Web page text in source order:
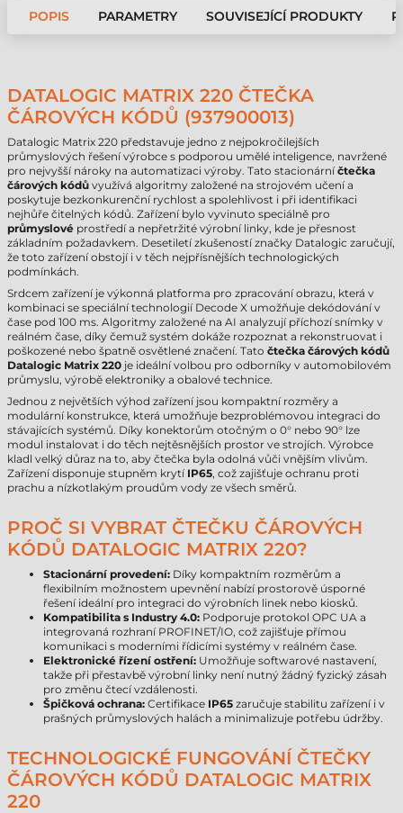
POPIS PARAMETRY SOUVISEJÍCÍ PRODUKTY
DATALOGIC MATRIX 220 ČTEČKA
ČÁROVÝCH KÓDŮ (937900013)
Datalogic Matrix 220 představuje jedno z nejpokročilejších
průmyslových řešení výrobce s podporou umělé inteligence, navržené
pro nejvyšší nároky na automatizaci výroby. Tato stacionárníčtečka
čárových kódů využívá algoritmy založené na strojovém učení a
poskytuje bezkonkurenční rychlost a spolehlivost i při identifikaci
nejhůře čitelných kódů. Zařízení bylo vyvinuto speciálně pro
průmyslové prostředí a nepřetržité výrobní linky, kde je přesnost
základním požadavkem. Desetiletí zkušeností značky Datalogic zaručují,
že toto zařízení obstojí i v těch nejpřísnějších technologických
podmínkách.
Srdcem zařízení je výkonná platforma pro zpracování obrazu, která v
kombinaci se speciální technologií Decode X umožňuje dekódování v
čase pod 100 ms. Algoritmy založené na AI analyzují příchozí snímky v
reálném čase, díky čemuž systém dokáže rozpoznat a rekonstruovat i
poškozené nebo špatně osvětlené značení. Tato čtečka čárových kódů
Datalogic Matrix 220 je ideální volbou pro odborníky v automobilovém
průmyslu, výrobě elektroniky a obalové technice.
Jednou z největších výhod zařízení jsou kompaktní rozměry a
modulární konstrukce, která umožňuje bezproblémovou integraci do
stávajících systémů. Díky konektorům otočným o 0° nebo 90° lze
modul instalovat i do těch nejtěsnějších prostor ve strojích. Výrobce
kladl velký důraz na to, aby čtečka byla odolná vůči vnějším vlivům.
Zařízení disponuje stupněm krytí IP65, což zajišťuje ochranu proti
prachu a nízkotlakým proudům vody ze všech směrů.
PROČ SI VYBRAT ČTEČKU ČÁROVÝCH
KÓDŮ DATALOGIC MATRIX 220?
Stacionární provedení: Díky kompaktním rozměrům a
flexibilním možnostem upevnění nabízí prostorově úsporné
řešení ideální pro integraci do výrobních linek nebo kiosků.
Kompatibilita s Industry 4.0: Podporuje protokol OPC UA a
integrovaná rozhraní PROFINET/IO, což zajišťuje přímou
komunikaci s moderními řídicími systémy v reálném čase.
Elektronické řízení ostření: Umožňuje softwarové nastavení,
takže při přestavbě výrobní linky není nutný žádný fyzický zásah
pro změnu čtecí vzdálenosti.
Špičková ochrana: Certifikace IP65 zaručuje stabilitu zařízení i v
prašných průmyslových halách a minimalizuje potřebu údržby.
TECHNOLOGICKÉ FUNGOVÁNÍ ČTEČKY
ČÁROVÝCH KÓDŮ DATALOGIC MATRIX
220